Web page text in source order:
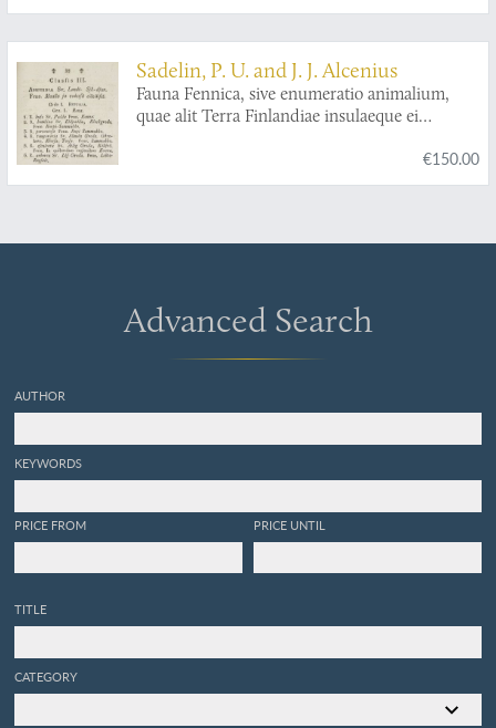
Sadelin, P. U. and J. J. Alcenius
Fauna Fennica, sive enumeratio animalium,
quae alit Terra Finlandiae insulaeque ei
ventilandam modeste exhibent mag. Petrus
Joachim. Alcenius, stip. publ. Ostrobotnienses.
€150.00
Advanced Search
AUTHOR
KEYWORDS
PRICE FROM PRICE UNTIL
TITLE
CATEGORY